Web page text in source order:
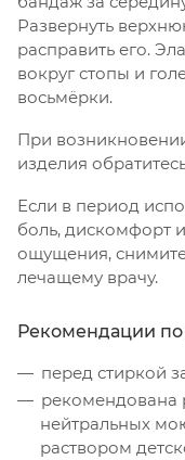
Развернуть
расправить его.
вокруг стопы и
восьмёрки.
При
изделия
Если в период
боль, дискомфорт
ощущения,
лечащему врачу.
Рекомендации
перед стиркой
рекомендована
нейтральных
раствором